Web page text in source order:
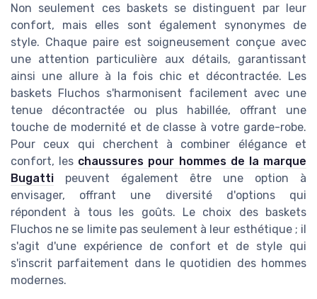
Non seulement ces baskets se distinguent par leur
confort, mais elles sont également synonymes de
style. Chaque paire est soigneusement conçue avec
une attention particulière aux détails, garantissant
ainsi une allure à la fois chic et décontractée. Les
baskets Fluchos s'harmonisent facilement avec une
tenue décontractée ou plus habillée, offrant une
touche de modernité et de classe à votre garde-robe.
Pour ceux qui cherchent à combiner élégance et
confort, les chaussures pour hommes de la marque
Bugatti peuvent également être une option à
envisager, offrant une diversité d'options qui
répondent à tous les goûts. Le choix des baskets
Fluchos ne se limite pas seulement à leur esthétique ; il
s'agit d'une expérience de confort et de style qui
s'inscrit parfaitement dans le quotidien des hommes
modernes.